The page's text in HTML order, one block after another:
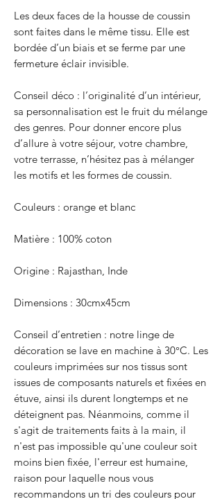
Les deux faces de la housse de coussin
sont faites dans le même tissu. Elle est
bordée d’un biais et se ferme par une
fermeture éclair invisible.
Conseil déco : l’originalité d’un intérieur,
sa personnalisation est le fruit du mélange
des genres. Pour donner encore plus
d’allure à votre séjour, votre chambre,
votre terrasse, n’hésitez pas à mélanger
les motifs et les formes de coussin.
Couleurs : orange et blanc
Matière : 100% coton
Origine : Rajasthan, Inde
Dimensions : 30cmx45cm
Conseil d’entretien : notre linge de
décoration se lave en machine à 30°C. Les
couleurs imprimées sur nos tissus sont
issues de composants naturels et fixées en
étuve, ainsi ils durent longtemps et ne
déteignent pas. Néanmoins, comme il
s'agit de traitements faits à la main, il
n'est pas impossible qu'une couleur soit
moins bien fixée, l'erreur est humaine,
raison pour laquelle nous vous
recommandons un tri des couleurs pour